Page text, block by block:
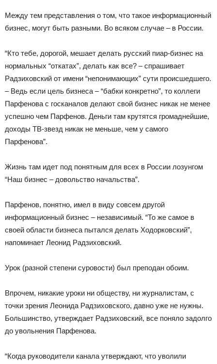
Между тем представления о том, что такое информационный
бизнес, могут быть разными. Во всяком случае – в России.
“Кто тебе, дорогой, мешает делать русский пиар-бизнес на
нормальных “откатах”, делать как все? – спрашивает
Радзиховский от имени “непонимающих” сути происшедшего.
– Ведь если цель бизнеса – “бабки конкретно”, то коллеги
Парфенова с госканалов делают свой бизнес никак не менее
успешно чем Парфенов. Деньги там крутятся громаднейшие,
доходы ТВ-звезд никак не меньше, чем у самого
Парфенова”.
Жизнь там идет под понятным для всех в России лозунгом
“Наш бизнес – довольство начальства”.
Парфенов, понятно, имел в виду совсем другой
информационный бизнес – независимый. “То же самое в
своей области бизнеса пытался делать Ходорковский”,
напоминает Леонид Радзиховский.
Урок (разной степени суровости) был преподан обоим.
Впрочем, никакие уроки ни обществу, ни журналистам, с
точки зрения Леонида Радзиховского, давно уже не нужны.
Большинство, утверждает Радзиховский, все поняло задолго
до увольнения Парфенова.
“Когда руководители канала утверждают, что уволили